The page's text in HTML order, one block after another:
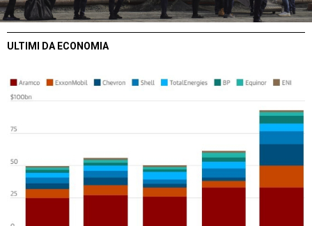
ULTIMI DA ECONOMIA